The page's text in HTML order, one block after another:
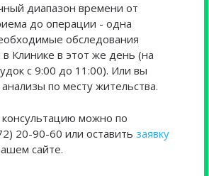
диапазон времени от
до операции - одна
обследования
Клинике в этот же день (на
с 9:00 до 11:00). Или вы
по месту жительства.
консультацию можно по
20-90-60 или оставить заявку
сайте.